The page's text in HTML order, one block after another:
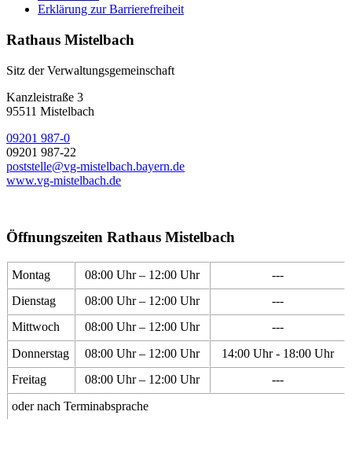
Erklärung zur Barrierefreiheit
Rathaus Mistelbach
Sitz der Verwaltungsgemeinschaft
Kanzleistraße 3
95511 Mistelbach
09201 987-0
09201 987-22
poststelle@vg-mistelbach.bayern.de
www.vg-mistelbach.de
Öffnungszeiten Rathaus Mistelbach
Montag 08:00 Uhr – 12:00 Uhr
---
Dienstag
08:00 Uhr – 12:00 Uhr
---
Mittwoch
08:00 Uhr – 12:00 Uhr
---
Donnerstag
08:00 Uhr – 12:00 Uhr
14:00 Uhr - 18:00 Uhr
Freitag
08:00 Uhr – 12:00 Uhr
---
oder nach Terminabsprache